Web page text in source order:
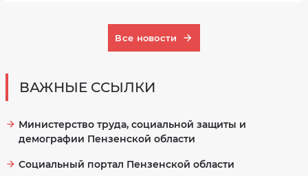
Все новости
ВАЖНЫЕ ССЫЛКИ
Министерство труда, социальной защиты и
демографии Пензенской области
Социальный портал Пензенской области